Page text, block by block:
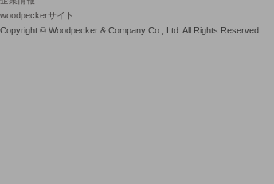
woodpeckerサイト
Copyright © Woodpecker & Company Co., Ltd. All Rights Reserved